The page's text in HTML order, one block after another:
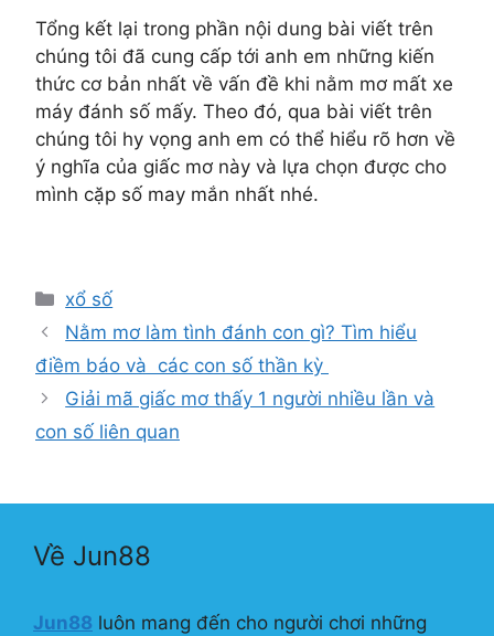
Tổng kết lại trong phần nội dung bài viết trên
chúng tôi đã cung cấp tới anh em những kiến
thức cơ bản nhất về vấn đề khi nằm mơ mất xe
máy đánh số mấy. Theo đó, qua bài viết trên
chúng tôi hy vọng anh em có thể hiểu rõ hơn về
ý nghĩa của giấc mơ này và lựa chọn được cho
mình cặp số may mắn nhất nhé.
Danh
mục
xổ số
Nằm mơ làm tình đánh con gì? Tìm hiểu
điềm báo và các con số thần kỳ
Giải mã giấc mơ thấy 1 người nhiều lần và
con số liên quan
Về Jun88
Jun88 luôn mang đến cho người chơi những